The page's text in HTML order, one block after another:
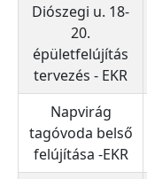
Diószegi u. 18-
20.
épületfelújítás
tervezés - EKR
Napvirág
tagóvoda belső
felújítása -EKR